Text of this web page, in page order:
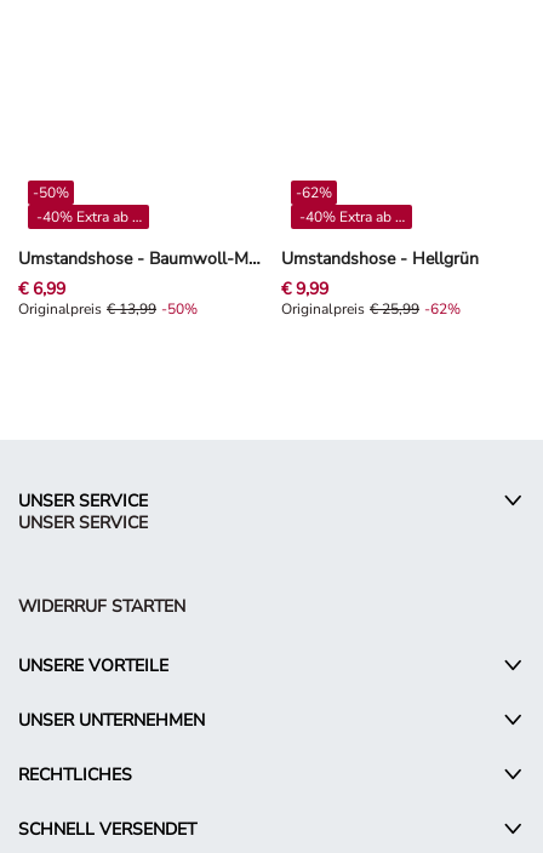
Umstandshose - Baumwoll-Mix - Orange
-50%
-40% Extra ab 4**
€ 6,99
Originalpreis € 13,99, Rabat -50%
Originalpreis € 13,99 -50%
Umstandshose - Hellgrün
-62%
-40% Extra ab 4**
€ 9,99
Originalpreis € 25,99, Rabat -62%
Originalpreis € 25,99 -62%
UNSER SERVICE
UNSER SERVICE
WIDERRUF STARTEN
UNSERE VORTEILE
UNSER UNTERNEHMEN
RECHTLICHES
SCHNELL VERSENDET